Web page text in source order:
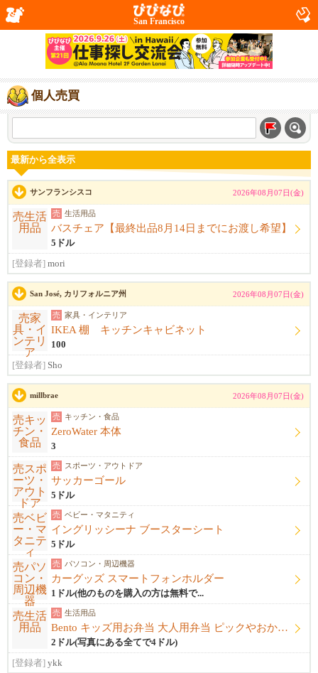
San Francisco
個人売買
最新から全表示
サンフランシスコ 2026年08月07日(金)
売 生活用品
バスチェア【最終出品8月14日までにお渡し希望】
5ドル
[登録者] mori
San José, カリフォルニア州 2026年08月07日(金)
売 家具・インテリア
IKEA 棚 キッチンキャビネット
100
[登録者] Sho
millbrae 2026年08月07日(金)
売 キッチン・食品
ZeroWater 本体
3
売 スポーツ・アウトドア
サッカーゴール
5ドル
売 ベビー・マタニティ
イングリッシーナ ブースターシート
5ドル
売 パソコン・周辺機器
カーグッズ スマートフォンホルダー
1ドル(他のものを購入の方は無料で...
売 生活用品
Bento キッズ用お弁当 大人用弁当 ピックやおかずカップ他
2ドル(写真にある全てで4ドル)
[登録者] ykk